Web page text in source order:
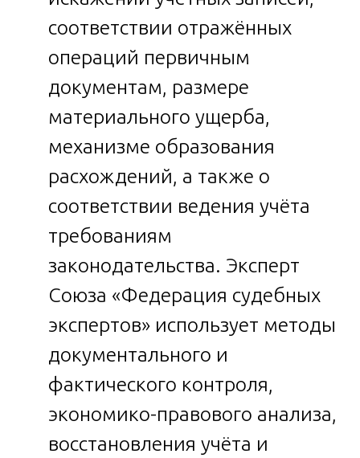
соответствии отражённых
операций первичным
документам, размере
материального ущерба,
механизме образования
расхождений, а также о
соответствии ведения учёта
требованиям
законодательства. Эксперт
Союза «Федерация судебных
экспертов» использует методы
документального и
фактического контроля,
экономико-правового анализа,
восстановления учёта и